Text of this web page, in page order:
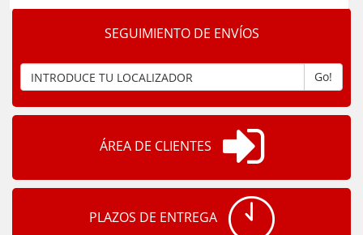
SEGUIMIENTO DE ENVÍOS
Go!
ÁREA DE CLIENTES
PLAZOS DE ENTREGA